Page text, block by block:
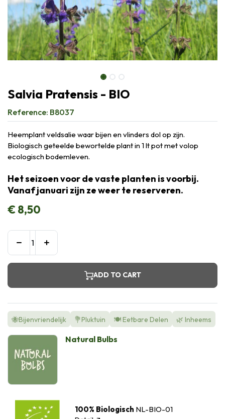
Salvia Pratensis - BIO
Reference: B8037
Heemplant veldsalie waar bijen en vlinders dol op zijn.
Biologisch geteelde bewortelde plant in 1 lt pot met volop
ecologisch bodemleven.
Het seizoen voor de vaste planten is voorbij.
Vanaf januari zijn ze weer te reserveren.
€8,50
ADD TO CART
🐝Bijenvriendelijk 💐Pluktuin 🍽️ Eetbare Delen 🌿 Inheems
Natural Bulbs
100% Biologisch NL-BIO-01